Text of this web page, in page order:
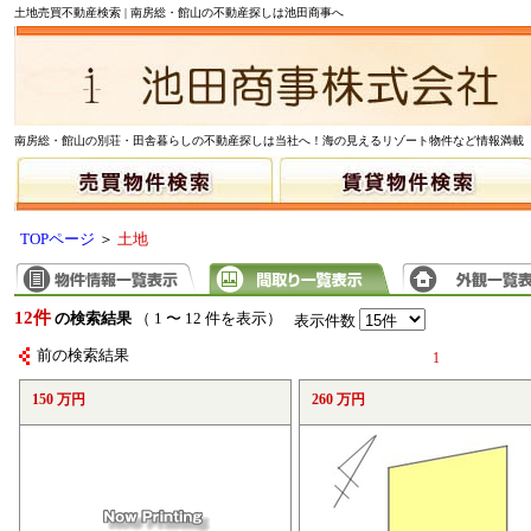
土地売買不動産検索 | 南房総・館山の不動産探しは池田商事へ
南房総・館山の別荘・田舎暮らしの不動産探しは当社へ！海の見えるリゾート物件など情報満載
TOPページ ＞ 土地
12件 の検索結果 （ 1 〜 12 件を表示） 表示件数
前の検索結果 1
150 万円 260 万円